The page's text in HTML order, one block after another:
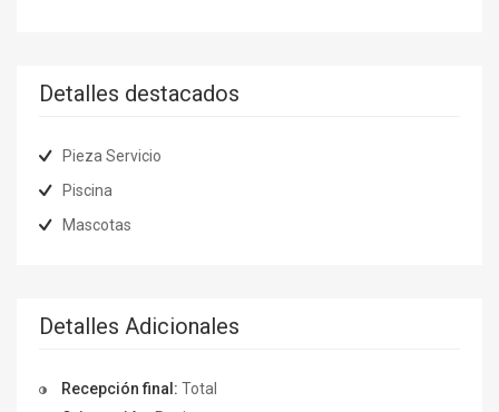
Detalles destacados
Pieza Servicio
Piscina
Mascotas
Detalles Adicionales
Recepción final: Total